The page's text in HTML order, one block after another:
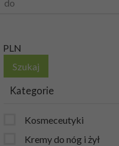
do
PLN
Kategorie
Kosmeceutyki
Kremy do nóg i żył